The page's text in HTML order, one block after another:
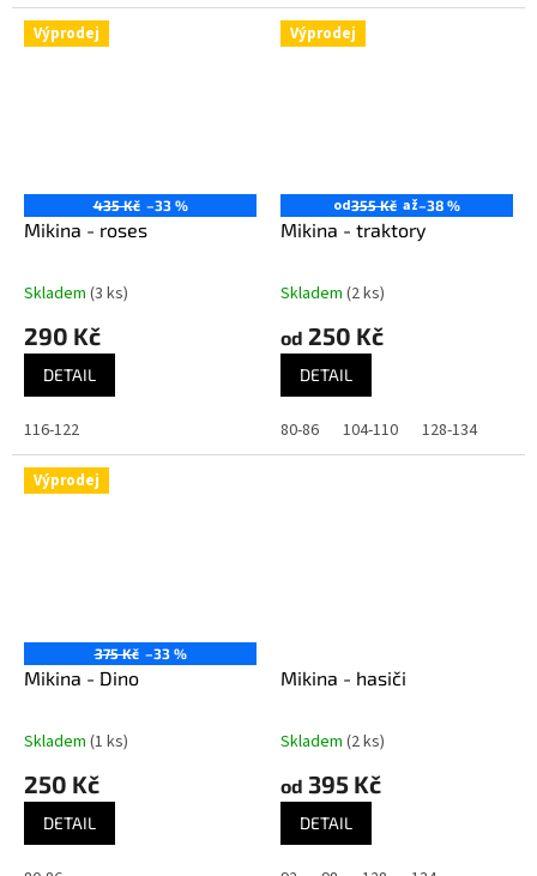
Výprodej
435 Kč –33 %
Mikina - roses
Skladem (3 ks)
290 Kč
DETAIL
116-122
Výprodej
od355 Kč až–38 %
Mikina - traktory
Skladem (2 ks)
od 250 Kč
DETAIL
80-86 104-110 128-134
Výprodej
375 Kč –33 %
Mikina - Dino
Skladem (1 ks)
250 Kč
DETAIL
Mikina - hasiči
Skladem (2 ks)
od 395 Kč
DETAIL